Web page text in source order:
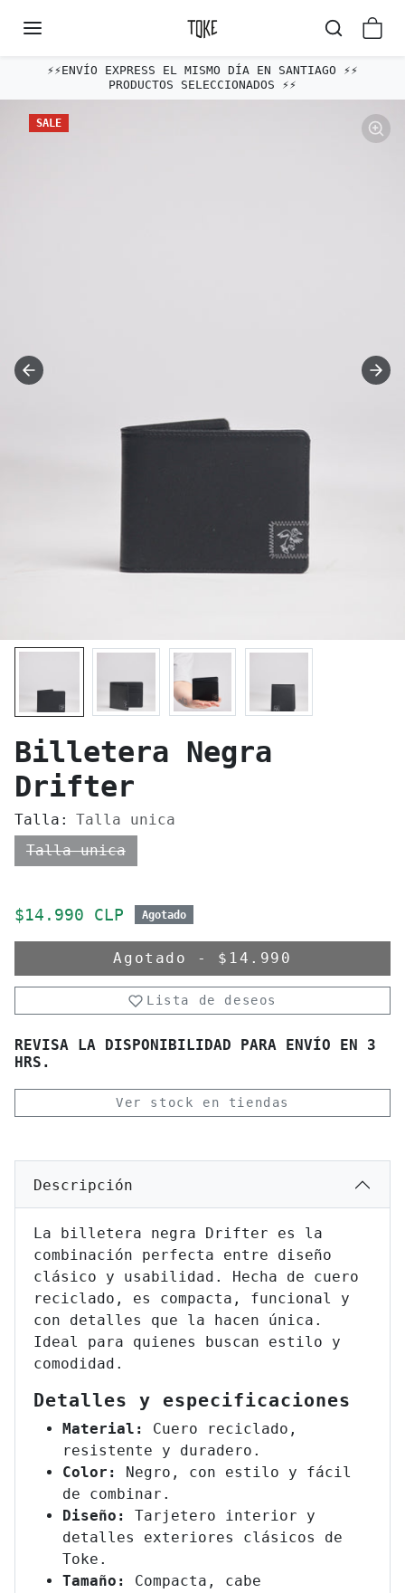
⚡️⚡️ENVÍO EXPRESS EL MISMO DÍA EN SANTIAGO ⚡️⚡️
PRODUCTOS SELECCIONADOS ⚡️⚡️
SALE
Billetera Negra
Drifter
Talla:
Talla unica
Talla unica
Precio de oferta
$14.990 CLP Agotado
Agotado - $14.990
Lista de deseos
REVISA LA DISPONIBILIDAD PARA ENVÍO EN 3
HRS.
Ver stock en tiendas
Descripción
La billetera negra Drifter es la
combinación perfecta entre diseño
clásico y usabilidad. Hecha de cuero
reciclado, es compacta, funcional y
con detalles que la hacen única.
Ideal para quienes buscan estilo y
comodidad.
Detalles y especificaciones
Material:
Cuero reciclado,
resistente y duradero.
Color:
Negro, con estilo y fácil
de combinar.
Diseño: Tarjetero interior y
detalles exteriores clásicos de
Toke.
Tamaño: Compacta, cabe